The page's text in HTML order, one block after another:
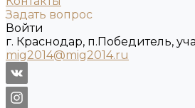
Задать вопрос
Войти
г. Краснодар, п.Победитель,
mig2014@mig2014.ru